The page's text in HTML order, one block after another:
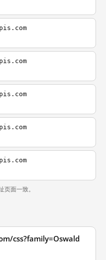
面一致。
css?family=Oswald